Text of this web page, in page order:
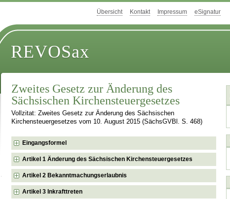
Übersicht Kontakt Impressum eSignatur
REVOSax
Zweites Gesetz zur Änderung des
Sächsischen Kirchensteuergesetzes
Vollzitat: Zweites Gesetz zur Änderung des Sächsischen
Kirchensteuergesetzes vom 10. August 2015 (SächsGVBl. S. 468)
Eingangsformel
Artikel 1 Änderung des Sächsischen Kirchensteuergesetzes
Artikel 2 Bekanntmachungserlaubnis
Artikel 3 Inkrafttreten